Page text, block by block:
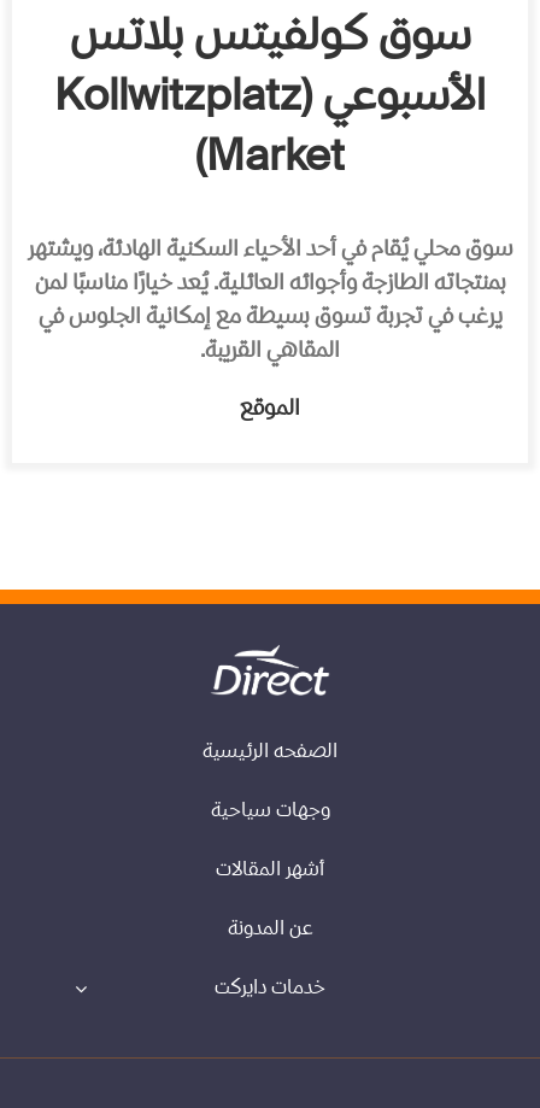
سوق كولفيتس بلاتس
الأسبوعي (Kollwitzplatz
Market)
سوق محلي يُقام في أحد الأحياء السكنية الهادئة، ويشتهر
بمنتجاته الطازجة وأجوائه العائلية. يُعد خيارًا مناسبًا لمن
يرغب في تجربة تسوق بسيطة مع إمكانية الجلوس في
المقاهي القريبة.
الموقع
الصفحه الرئيسية
وجهات سياحية
أشهر المقالات
عن المدونة
خدمات دايركت